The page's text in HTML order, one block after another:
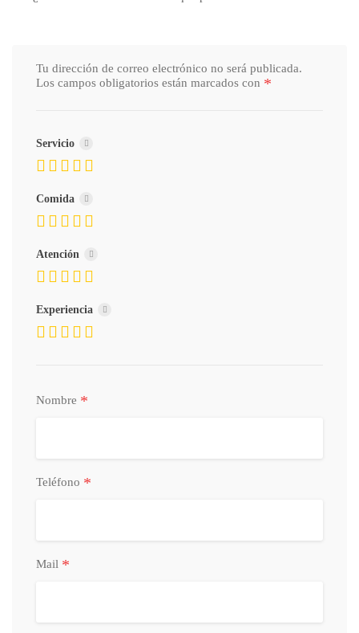
Tu dirección de correo electrónico no será publicada.
Los campos obligatorios están marcados con *
Servicio
Comida
Atención
Experiencia
Nombre *
Teléfono *
Mail *